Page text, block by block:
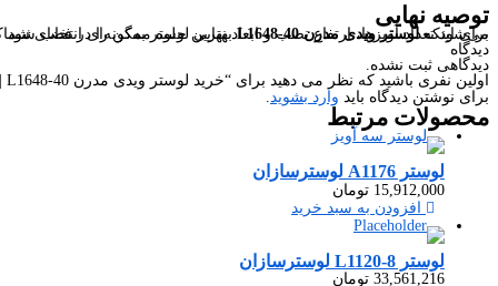
توصیه نهایی
برای اینکهلوستر ویدی مدرن L1648-40
بهترین جلوه ممکن را در فضای شما داشته باشد، پیشنهاد می‌کنیم پیش از ثبت سفارش، ابعاد دقیق فضا، ارتفاع سقف و محل نصب را با کارشناسان لوسترسازان بررسی
دیدگاه
دیدگاهی ثبت نشده.
اولین نفری باشید که نظر می دهید برای “خرید لوستر ویدی مدرن L1648-40 | لوستر مستطیلی برای سقف بلند لوسترسازان”
برای نوشتن دیدگاه باید وارد بشوید.
محصولات مرتبط
لوستر A1176 لوسترسازان
15,912,000 تومان
افزودن به سبد خرید
لوستر L1120-8 لوسترسازان
33,561,216 تومان